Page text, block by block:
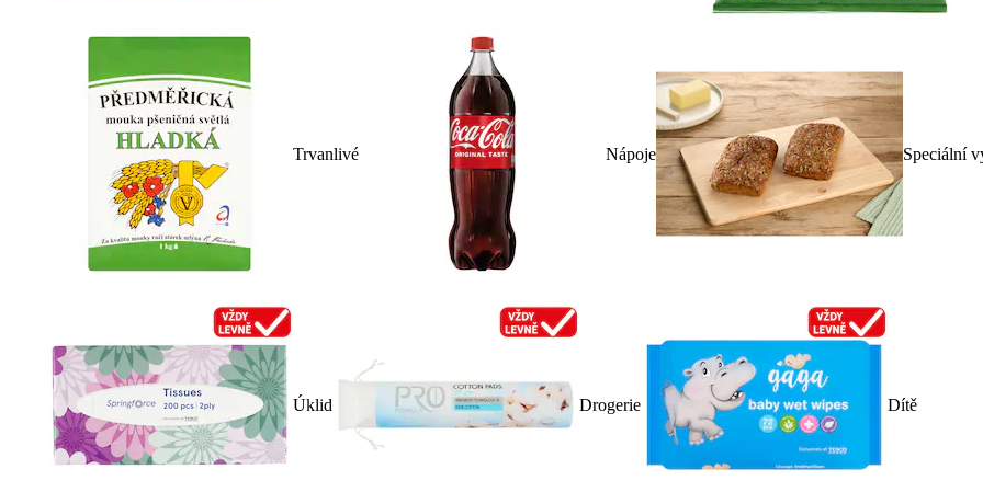
Trvanlivé Nápoje Speciální
Úklid Drogerie Dítě